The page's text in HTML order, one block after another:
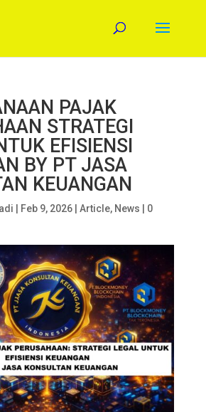
PAJAK
STRATEGI
EFISIENSI
BY PT JASA
KEUANGAN
Feb 9, 2026| Article, News
0